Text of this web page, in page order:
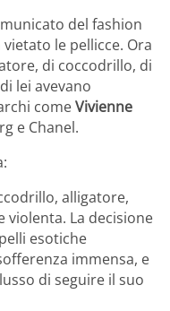
del fashion
le pellicce. Ora
di coccodrillo, di
lei avevano
comeVivienne
e Chanel.
alligatore,
violenta. La decisione
esotiche
immensa, e
di seguire il suo